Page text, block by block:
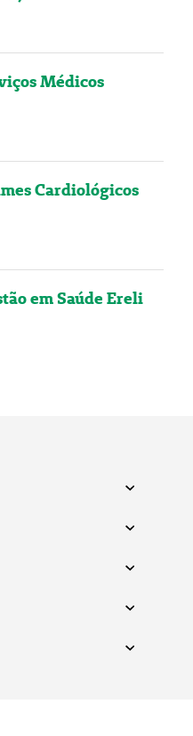
Médicos
Cardiológicos
em Saúde Ereli